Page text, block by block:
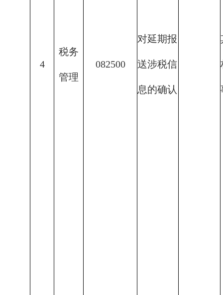
4
税务
管理
082500
对延期报
送涉税信
息的确认